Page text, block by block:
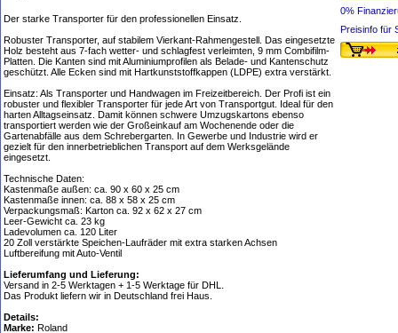
Der starke Transporter für den professionellen Einsatz.
Robuster Transporter, auf stabilem Vierkant-Rahmengestell. Das eingesetzte
Holz besteht aus 7-fach wetter- und schlagfest verleimten, 9 mm Combifilm-
Platten. Die Kanten sind mit Aluminiumprofilen als Belade- und Kantenschutz
geschützt. Alle Ecken sind mit Hartkunststoffkappen (LDPE) extra verstärkt.
Einsatz: Als Transporter und Handwagen im Freizeitbereich. Der Profi ist ein
robuster und flexibler Transporter für jede Art von Transportgut. Ideal für den
harten Alltagseinsatz. Damit können schwere Umzugskartons ebenso
transportiert werden wie der Großeinkauf am Wochenende oder die
Gartenabfälle aus dem Schrebergarten. In Gewerbe und Industrie wird er
gezielt für den innerbetrieblichen Transport auf dem Werksgelände
eingesetzt.
Technische Daten:
Kastenmaße außen: ca. 90 x 60 x 25 cm
Kastenmaße innen: ca. 88 x 58 x 25 cm
Verpackungsmaß: Karton ca. 92 x 62 x 27 cm
Leer-Gewicht ca. 23 kg
Ladevolumen ca. 120 Liter
20 Zoll verstärkte Speichen-Laufräder mit extra starken Achsen
Luftbereifung mit Auto-Ventil
Lieferumfang und Lieferung:
Versand in 2-5 Werktagen + 1-5 Werktage für DHL.
Das Produkt liefern wir in Deutschland frei Haus.
Details:
Marke: Roland
0%
Preisinfo für